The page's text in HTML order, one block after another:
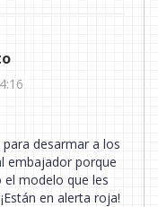
desarmar a los
embajador porque
el modelo que les
en alerta roja!